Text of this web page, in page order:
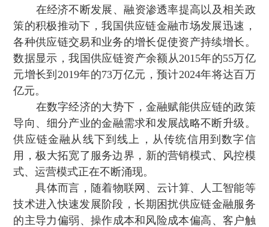
在经济不断发展、融资渗透率提高以及相关政
策的积极推动下，我国供应链金融市场发展迅速 ，
各种供应链交易和业务的增长促使资产持续增长。
数据显示 ，我国供应链资产余额从2015年的55万亿
元增长到2019年的73万亿元，预计2024年将达百万
亿元 。
在数字经济的大势下，金融赋能供应链的政策
导向 、细分产业的金融需求和发展战略不断升级。
供应链金融从线下到线上，从传统信用到数字信
用 ，极大拓宽了服务边界 ，新的营销模式 、风控模
式、运营模式正在不断涌现 。
具体而言，随着物联网、云计算 、人工智能等
技术进入快速发展阶段，长期困扰供应链金融服务
的主导力偏弱、操作成本和风险成本偏高、客户触